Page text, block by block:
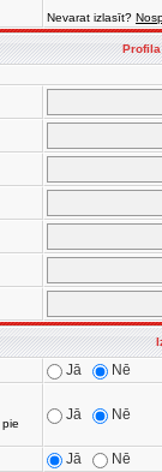
Nevarat izlasīt?
Jā
Nē
Jā Nē
Jā
Nē